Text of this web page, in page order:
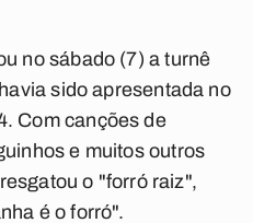
no sábado (7) a turnê
sido apresentada no
Com canções de
e muitos outros
o "forró raiz",
é o forró".